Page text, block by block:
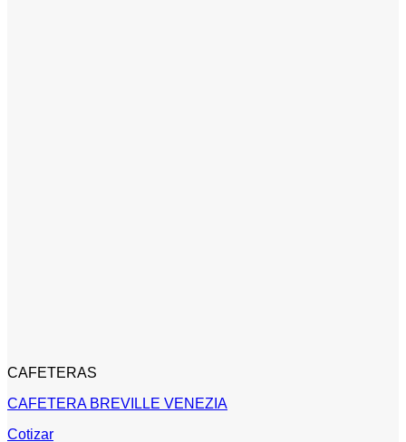
CAFETERAS
CAFETERA BREVILLE VENEZIA
Cotizar